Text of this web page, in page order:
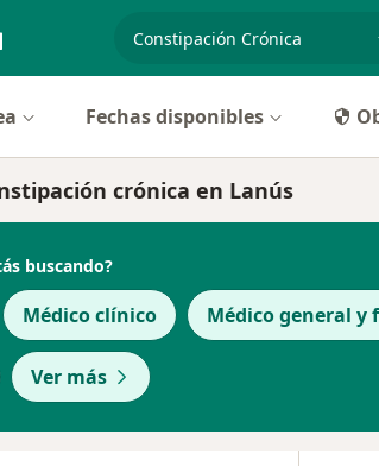
especialidad, enfermedad
Fechas disponibles
crónica en Lanús
buscando?
Médico clínico Médico general y
Ver más